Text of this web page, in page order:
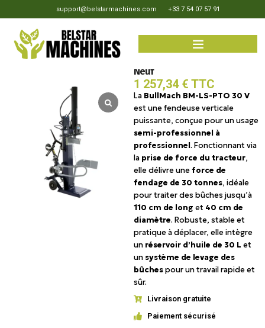
support@belstarmachines.com +33 7 54 07 57 91
BullMach BM-LS-PTO 30 V –
Neuf
1 257,34 € TTC
La BullMach BM-LS-PTO 30 V
est une fendeuse verticale
puissante, conçue pour un usage
semi-professionnel à
professionnel. Fonctionnant via
la prise de force du tracteur,
elle délivre uneforce de
fendage de 30 tonnes, idéale
pour traiter des bûches jusqu’à
110 cm de long et 40 cm de
diamètre. Robuste, stable et
pratique à déplacer, elle intègre
un réservoir d’huile de 30 L et
un système de levage des
bûchespour un travail rapide et
sûr.
Livraison gratuite
Paiement sécurisé